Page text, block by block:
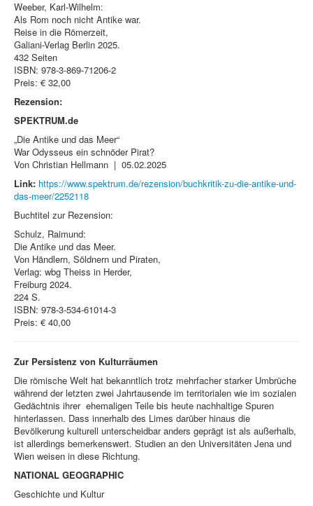
Weeber, Karl-Wilhelm:
Als Rom noch nicht Antike war.
Reise in die Römerzeit,
Galiani-Verlag Berlin 2025.
432 Seiten
ISBN: 978-3-869-71206-2
Preis: € 32,00
Rezension:
SPEKTRUM.de
„Die Antike und das Meer“
War Odysseus ein schnöder Pirat?
Von Christian Hellmann | 05.02.2025
Link: https://www.spektrum.de/rezension/buchkritik-zu-die-antike-und-
das-meer/2252118
Buchtitel zur Rezension:
Schulz, Raimund:
Die Antike und das Meer.
Von Händlern, Söldnern und Piraten,
Verlag: wbg Theiss in Herder,
Freiburg 2024.
224 S.
ISBN: 978-3-534-61014-3
Preis: € 40,00
Zur Persistenz von Kulturräumen
Die römische Welt hat bekanntlich trotz mehrfacher starker Umbrüche
während der letzten zwei Jahrtausende im territorialen wie im sozialen
Gedächtnis ihrer ehemaligen Teile bis heute nachhaltige Spuren
hinterlassen. Dass innerhalb des Limes darüber hinaus die
Bevölkerung kulturell unterscheidbar anders geprägt ist als außerhalb,
ist allerdings bemerkenswert. Studien an den Universitäten Jena und
Wien weisen in diese Richtung.
NATIONAL GEOGRAPHIC
Geschichte und Kultur